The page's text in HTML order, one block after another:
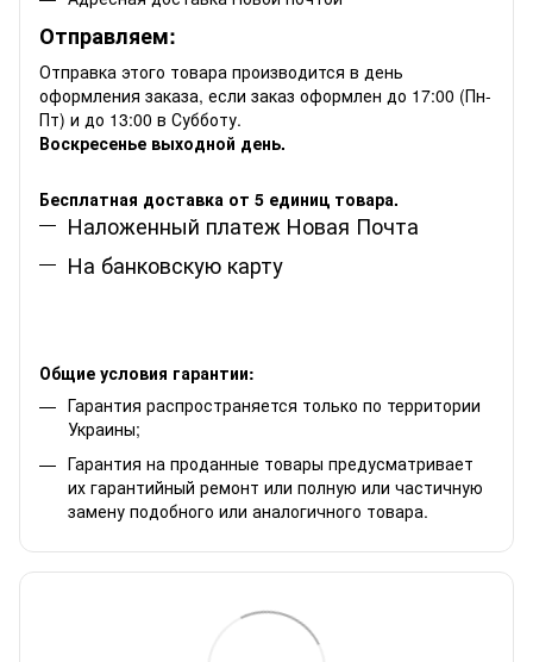
Отправляем:
Отправка этого товара производится в день
оформления заказа, если заказ оформлен до 17:00 (Пн-
Пт) и до 13:00 в Субботу.
Воскресенье выходной день.
Бесплатная доставка от 5 единиц товара.
Наложенный платеж Новая Почта
На банковскую карту
Общие условия гарантии:
Гарантия распространяется только по территории
Украины;
Гарантия на проданные товары предусматривает
их гарантийный ремонт или полную или частичную
замену подобного или аналогичного товара.